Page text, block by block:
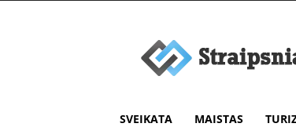
straipsniai
SVEIKATA MAISTAS